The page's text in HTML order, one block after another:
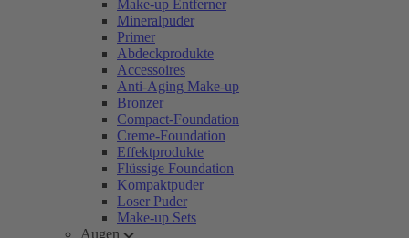
Make-up Entferner
Mineralpuder
Primer
Abdeckprodukte
Accessoires
Anti-Aging Make-up
Bronzer
Compact-Foundation
Creme-Foundation
Effektprodukte
Flüssige Foundation
Kompaktpuder
Loser Puder
Make-up Sets
Augen